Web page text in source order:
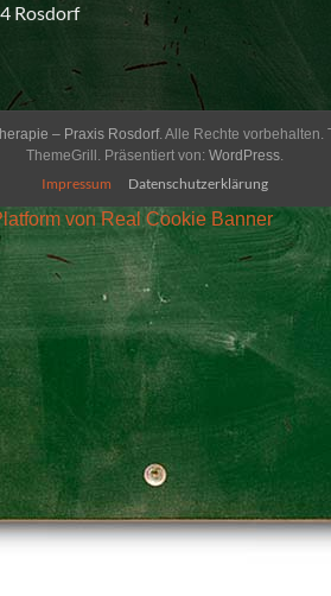
Rosdorf
– Praxis Rosdorf. Alle Rechte vorbehalten.
ThemeGrill. Präsentiert von:WordPress.
Impressum Datenschutzerklärung
von Real Cookie Banner